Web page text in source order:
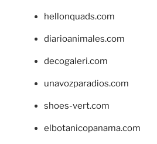
hellonquads.com
diarioanimales.com
decogaleri.com
unavozparadios.com
shoes-vert.com
elbotanicopanama.com